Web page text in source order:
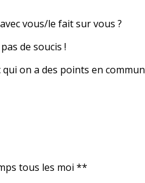
vous/le fait sur vous ?
de soucis !
on a des points en commun
tous les moi **